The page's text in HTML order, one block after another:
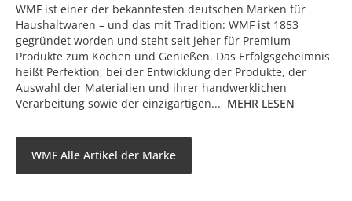
WMF ist einer der bekanntesten deutschen Marken für
Haushaltwaren – und das mit Tradition: WMF ist 1853
gegründet worden und steht seit jeher für Premium-
Produkte zum Kochen und Genießen. Das Erfolgsgeheimnis
heißt Perfektion, bei der Entwicklung der Produkte, der
Auswahl der Materialien und ihrer handwerklichen
Verarbeitung sowie der einzigartigen... MEHR LESEN
WMF Alle Artikel der Marke